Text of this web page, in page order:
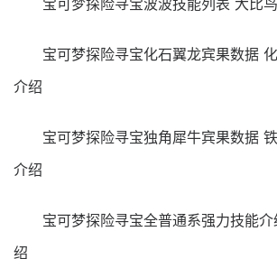
宝可梦探险寻宝化石翼龙宾果数据
介绍
宝可梦探险寻宝独角犀牛宾果数据
介绍
宝可梦探险寻宝全普通系强力技能
绍